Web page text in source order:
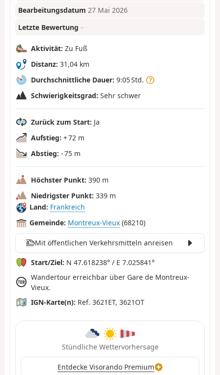
Bearbeitungsdatum 27 Mai 2026
Letzte Bewertung –
Aktivität: Zu Fuß
Distanz: 31,04 km
Durchschnittliche Dauer: 9:05 Std.
Schwierigkeitsgrad: Sehr schwer
Zurück zum Start: Ja
Aufstieg: + 72 m
Abstieg: - 75 m
Höchster Punkt: 390 m
Niedrigster Punkt: 339 m
Land: Frankreich
Gemeinde: Montreux-Vieux (68210)
Mit öffentlichen Verkehrsmitteln anreisen
Start/Ziel: N 47.618238° / E 7.025841°
Wandertour erreichbar über Gare de Montreux-
Vieux.
IGN-Karte(n): Ref. 3621ET, 3621OT
Stündliche Wettervorhersage
Entdecke Visorando Premium